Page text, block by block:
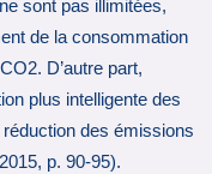
sont pas illimitées,
de la consommation
D’autre part,
plus intelligente des
des émissions
p. 90-95).